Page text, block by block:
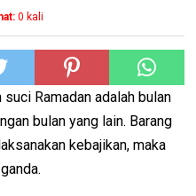
0 kali
suci Ramadan adalah bulan
bulan yang lain. Barang
kebajikan, maka